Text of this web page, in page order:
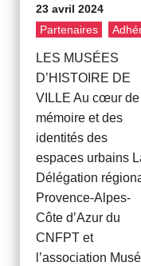
23 avril 2024
Partenaires
LES MUSÉES
D’HISTOIRE DE
VILLE Au cœur de
mémoire et des
identités des
espaces urbains
Délégation
Provence-Alpes-
Côte d’Azur du
CNFPT et
l’association